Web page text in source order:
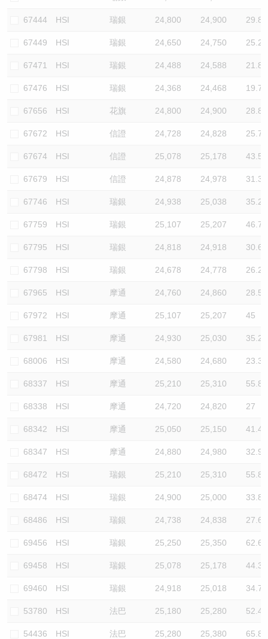
67444 HSI 瑞銀 24,800 24,900 29.8
67449 HSI 瑞銀 24,650 24,750 25.2
67471 HSI 瑞銀 24,488 24,588 21.8
67476 HSI 瑞銀 24,368 24,468 19.7
67656 HSI 花旗 24,800 24,900 28.8
67672 HSI 信證 24,728 24,828 25.7
67674 HSI 信證 25,078 25,178 43.5
67679 HSI 信證 24,878 24,978 31.3
67746 HSI 瑞銀 24,938 25,038 35.2
67759 HSI 瑞銀 25,107 25,207 46.7
67795 HSI 瑞銀 24,818 24,918 30.6
67798 HSI 瑞銀 24,678 24,778 26.2
67965 HSI 摩通 24,760 24,860 28.5
67972 HSI 摩通 25,107 25,207 45
67981 HSI 摩通 24,930 25,030 35.2
68006 HSI 摩通 24,580 24,680 23.3
68337 HSI 摩通 25,210 25,310 55.8
68338 HSI 摩通 24,720 24,820 27
68342 HSI 摩通 25,050 25,150 41.4
68347 HSI 摩通 24,880 24,980 32.9
68472 HSI 瑞銀 25,210 25,310 55.8
68474 HSI 瑞銀 24,900 25,000 33.8
68486 HSI 瑞銀 24,738 24,838 27.6
69456 HSI 瑞銀 25,250 25,350 62.6
69458 HSI 瑞銀 25,078 25,178 44.3
69460 HSI 瑞銀 24,918 25,018 34.7
53780 HSI 法巴 25,180 25,280 52.4
54436 HSI 法巴 25,280 25,380 65.8